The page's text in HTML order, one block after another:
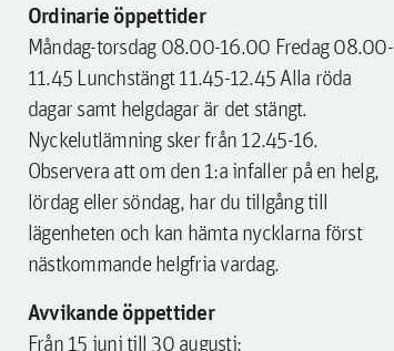
Ordinarie öppettider
Måndag-torsdag 08.00-16.00 Fredag 08.00-
11.45 Lunchstängt 11.45-12.45 Alla röda
dagar samt helgdagar är det stängt.
Nyckelutlämning sker från 12.45-16.
Observera att om den 1:a infaller på en helg,
lördag eller söndag, har du tillgång till
lägenheten och kan hämta nycklarna först
nästkommande helgfria vardag.
Avvikande öppettider
Från 15 juni till 30 augusti: